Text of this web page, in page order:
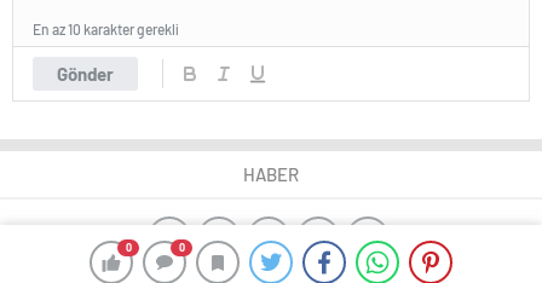
0 0
Gönder
En az 10 karakter gerekli
HABER